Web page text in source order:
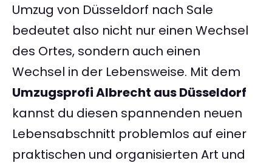
Umzug von Düsseldorf nach Sale
bedeutet also nicht nur einen Wechsel
des Ortes, sondern auch einen
Wechsel in der Lebensweise. Mit dem
Umzugsprofi Albrecht aus Düsseldorf
kannst du diesen spannenden neuen
Lebensabschnitt problemlos auf einer
praktischen und organisierten Art und